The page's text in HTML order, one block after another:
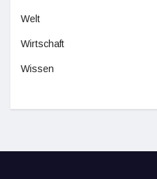
Welt
Wirtschaft
Wissen